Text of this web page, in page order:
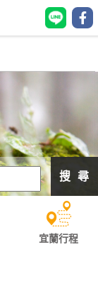
搜 尋
宜蘭行程